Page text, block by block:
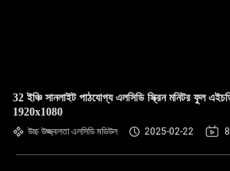
32 ইঞ্চি সানলাইট পাঠযোগ্য এলসিডি স্ক্রিন মনিটর ফুল
1920x1080
উচ্চ উজ্জ্বলতা এলসিডি মডিউল 2025-02-22